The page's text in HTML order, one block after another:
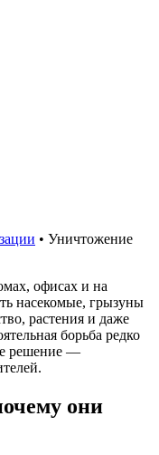
• Уничтожение
офисах и на
насекомые, грызуны
растения и даже
борьба редко
решение —
они